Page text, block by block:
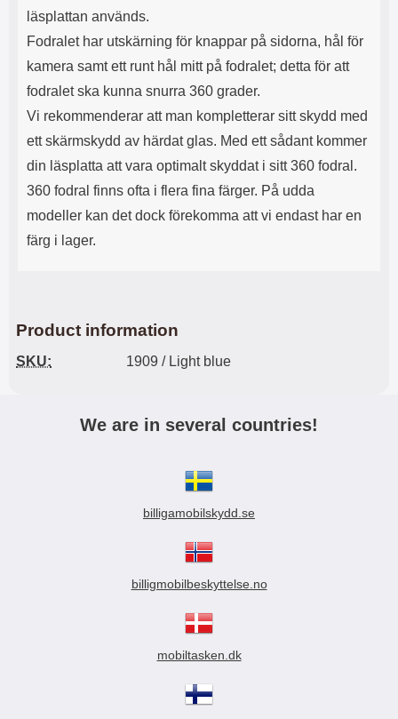
läsplattan används.
Fodralet har utskärning för knappar på sidorna, hål för
kamera samt ett runt hål mitt på fodralet; detta för att
fodralet ska kunna snurra 360 grader.
Vi rekommenderar att man kompletterar sitt skydd med
ett skärmskydd av härdat glas. Med ett sådant kommer
din läsplatta att vara optimalt skyddat i sitt 360 fodral.
360 fodral finns ofta i flera fina färger. På udda
modeller kan det dock förekomma att vi endast har en
färg i lager.
Product information
SKU: 1909 / Light blue
We are in several countries!
billigamobilskydd.se
billigmobilbeskyttelse.no
mobiltasken.dk